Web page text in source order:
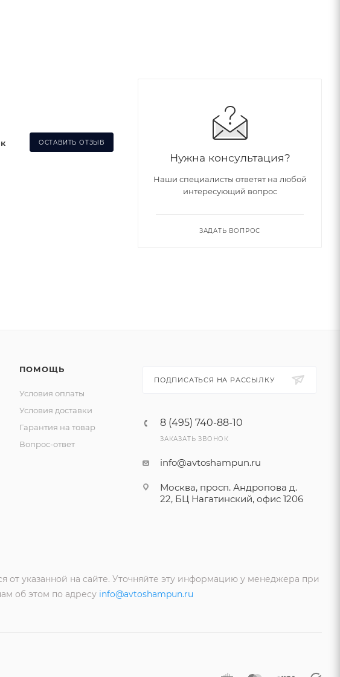
ОСТАВИТЬ ОТЗЫВ
Нужна консультация?
Наши специалисты ответят на любой
интересующий вопрос
ЗАДАТЬ ВОПРОС
ПОМОЩЬ
Условия оплаты
Условия доставки
Гарантия на товар
Вопрос-ответ
ПОДПИСАТЬСЯ НА РАССЫЛКУ
8 (495) 740-88-10
ЗАКАЗАТЬ ЗВОНОК
info@avtoshampun.ru
Москва, просп. Андропова д.
22, БЦ Нагатинский, офис 1206
от указанной на сайте. Уточняйте эту информацию у менеджера при
об этом по адресу info@avtoshampun.ru